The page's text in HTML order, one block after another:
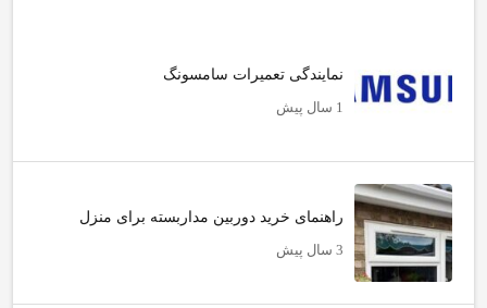
نمایندگی تعمیرات سامسونگ
1 سال پیش
راهنمای خرید دوربین مداربسته برای منزل
3 سال پیش